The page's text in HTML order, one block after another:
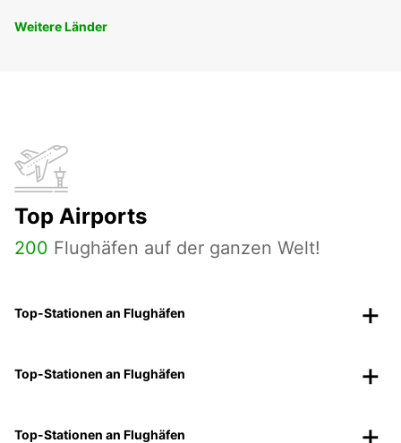
Weitere Länder
Top Airports
200 Flughäfen auf der ganzen Welt!
Top-Stationen an Flughäfen
Top-Stationen an Flughäfen
Top-Stationen an Flughäfen